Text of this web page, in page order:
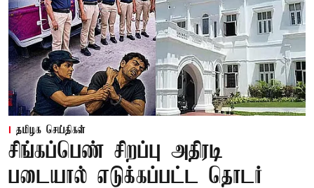
தமிழக செய்திகள்
சிங்கப்பெண் சிறப்பு அதிரடி
படையால் எடுக்கப்பட்ட தொடர்